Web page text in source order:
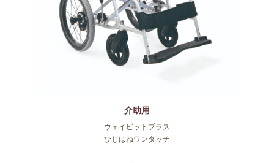
介助用
ウェイビットプラス
ひじはねワンタッチ